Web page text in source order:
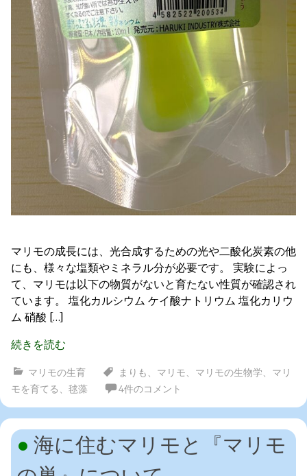
マリモの成長には、光合成するための光や二酸化炭素の他
にも、様々な塩類やミネラル分が必要です。 実験によっ
て、マリモは以下の物質がないと育たない性質が確認され
ています。 塩化カルシウム ケイ酸ナトリウム 塩化カリウ
ム 硝酸 […]
続きを読む
マリモの生育 まりも 、 マリモ、 マリモの生物学、 マリ
モを育てる 、 毬藻 4件のコメント
海に住むマリモと『マリモ